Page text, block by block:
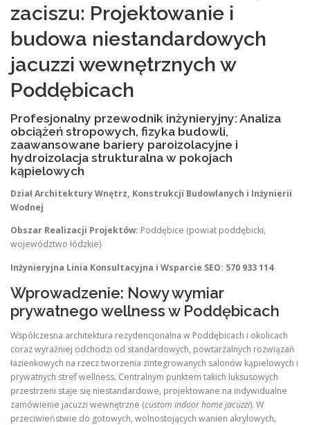
KONTAKT
zaciszu: Projektowanie i
budowa niestandardowych
jacuzzi wewnętrznych w
Poddębicach
Profesjonalny przewodnik inżynieryjny: Analiza
obciążeń stropowych, fizyka budowli,
zaawansowane bariery paroizolacyjne i
hydroizolacja strukturalna w pokojach
kąpielowych
Dział Architektury Wnętrz, Konstrukcji Budowlanych i Inżynierii
Wodnej
Obszar Realizacji Projektów: Poddębice (powiat poddębicki,
województwo łódzkie)
Inżynieryjna Linia Konsultacyjna i Wsparcie SEO: 570 933 114
Wprowadzenie: Nowy wymiar
prywatnego wellness w Poddębicach
Współczesna architektura rezydencjonalna w Poddębicach i okolicach
coraz wyraźniej odchodzi od standardowych, powtarzalnych rozwiązań
łazienkowych na rzecz tworzenia zintegrowanych salonów kąpielowych i
prywatnych stref wellness. Centralnym punktem takich luksusowych
przestrzeni staje się niestandardowe, projektowane na indywidualne
zamówienie jacuzzi wewnętrzne (custom indoor home jacuzzi). W
przeciwieństwie do gotowych, wolnostojących wanien akrylowych,